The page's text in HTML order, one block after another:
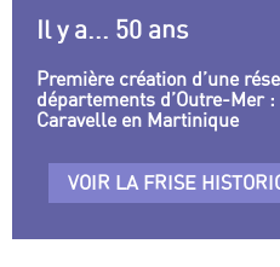
Il y a... 50 ans
Première création d’une
départements d’Outre-Mer
Caravelle en Martinique
VOIR LA FRISE